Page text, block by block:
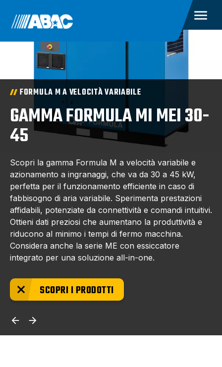
FORMULA M A VELOCITÀ VARIABILE
GAMMA FORMULA MI MEI 30-
45
Scopri la gamma Formula M a velocità variabile e
azionamento a ingranaggi, che va da 30 a 45 kW,
perfetta per il funzionamento efficiente in caso di
fabbisogno di aria variabile. Sperimenta prestazioni
affidabili, potenziate da connettività e comandi intuitivi.
Ottieni dati preziosi che aumentano la produttività e
riducono al minimo i tempi di fermo macchina.
Considera anche la serie ME con essiccatore
integrato per una soluzione all-in-one.
SCOPRI I PRODOTTI